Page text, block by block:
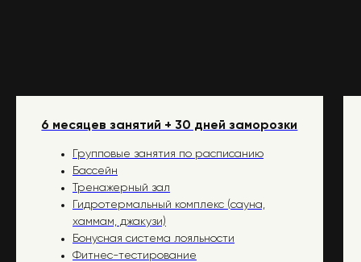
6 месяцев занятий + 30 дней заморозки
Групповые занятия по расписанию
Бассейн
Тренажерный зал
Гидротермальный комплекс (сауна,
хаммам, джакузи)
Бонусная система лояльности
Фитнес-тестирование